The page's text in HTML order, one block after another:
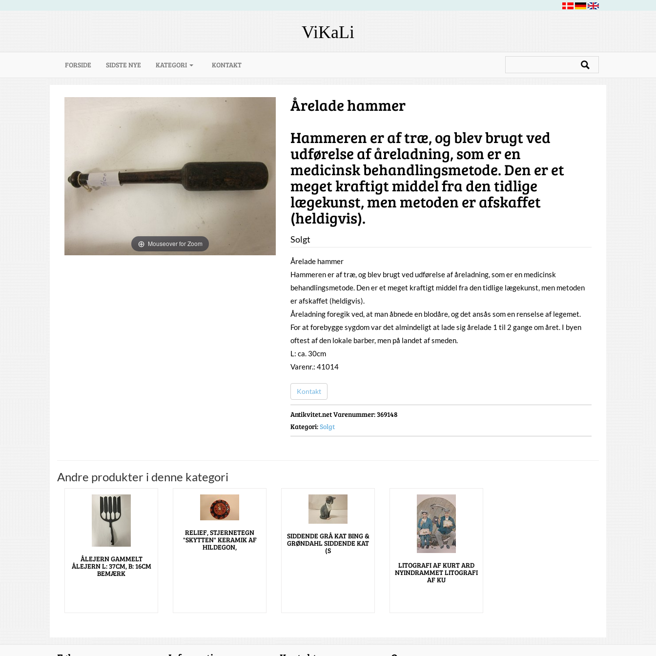
ViKaLi
FORSIDE (CURRENT)
SIDSTE NYE KATEGORI KONTAKT
Mouseover for Zoom
Årelade hammer
Hammeren er af træ, og blev brugt ved
udførelse af åreladning, som er en
medicinsk behandlingsmetode. Den er et
meget kraftigt middel fra den tidlige
lægekunst, men metoden er afskaffet
(heldigvis).
Solgt
Årelade hammer
Hammeren er af træ, og blev brugt ved udførelse af åreladning, som er en medicinsk
behandlingsmetode. Den er et meget kraftigt middel fra den tidlige lægekunst, men metoden
er afskaffet (heldigvis).
Åreladning foregik ved, at man åbnede en blodåre, og det ansås som en renselse af legemet.
For at forebygge sygdom var det almindeligt at lade sig årelade 1 til 2 gange om året. I byen
oftest af den lokale barber, men på landet af smeden.
L: ca. 30cm
Varenr.: 41014
Kontakt
Antikvitet.net Varenummer: 369148
Kategori:Solgt
Andre produkter i denne kategori
ÅLEJERN GAMMELT
ÅLEJERN L: 37CM, B: 16CM
BEMÆRK
RELIEF, STJERNETEGN
"SKYTTEN" KERAMIK AF
HILDEGON,
SIDDENDE GRÅ KAT BING &
GRØNDAHL SIDDENDE KAT
(S
LITOGRAFI AF KURT ARD
NYINDRAMMET LITOGRAFI
AF KU